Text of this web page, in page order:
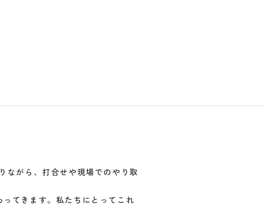
ながら、打合せや現場でのやり取
てきます。私たちにとってこれ